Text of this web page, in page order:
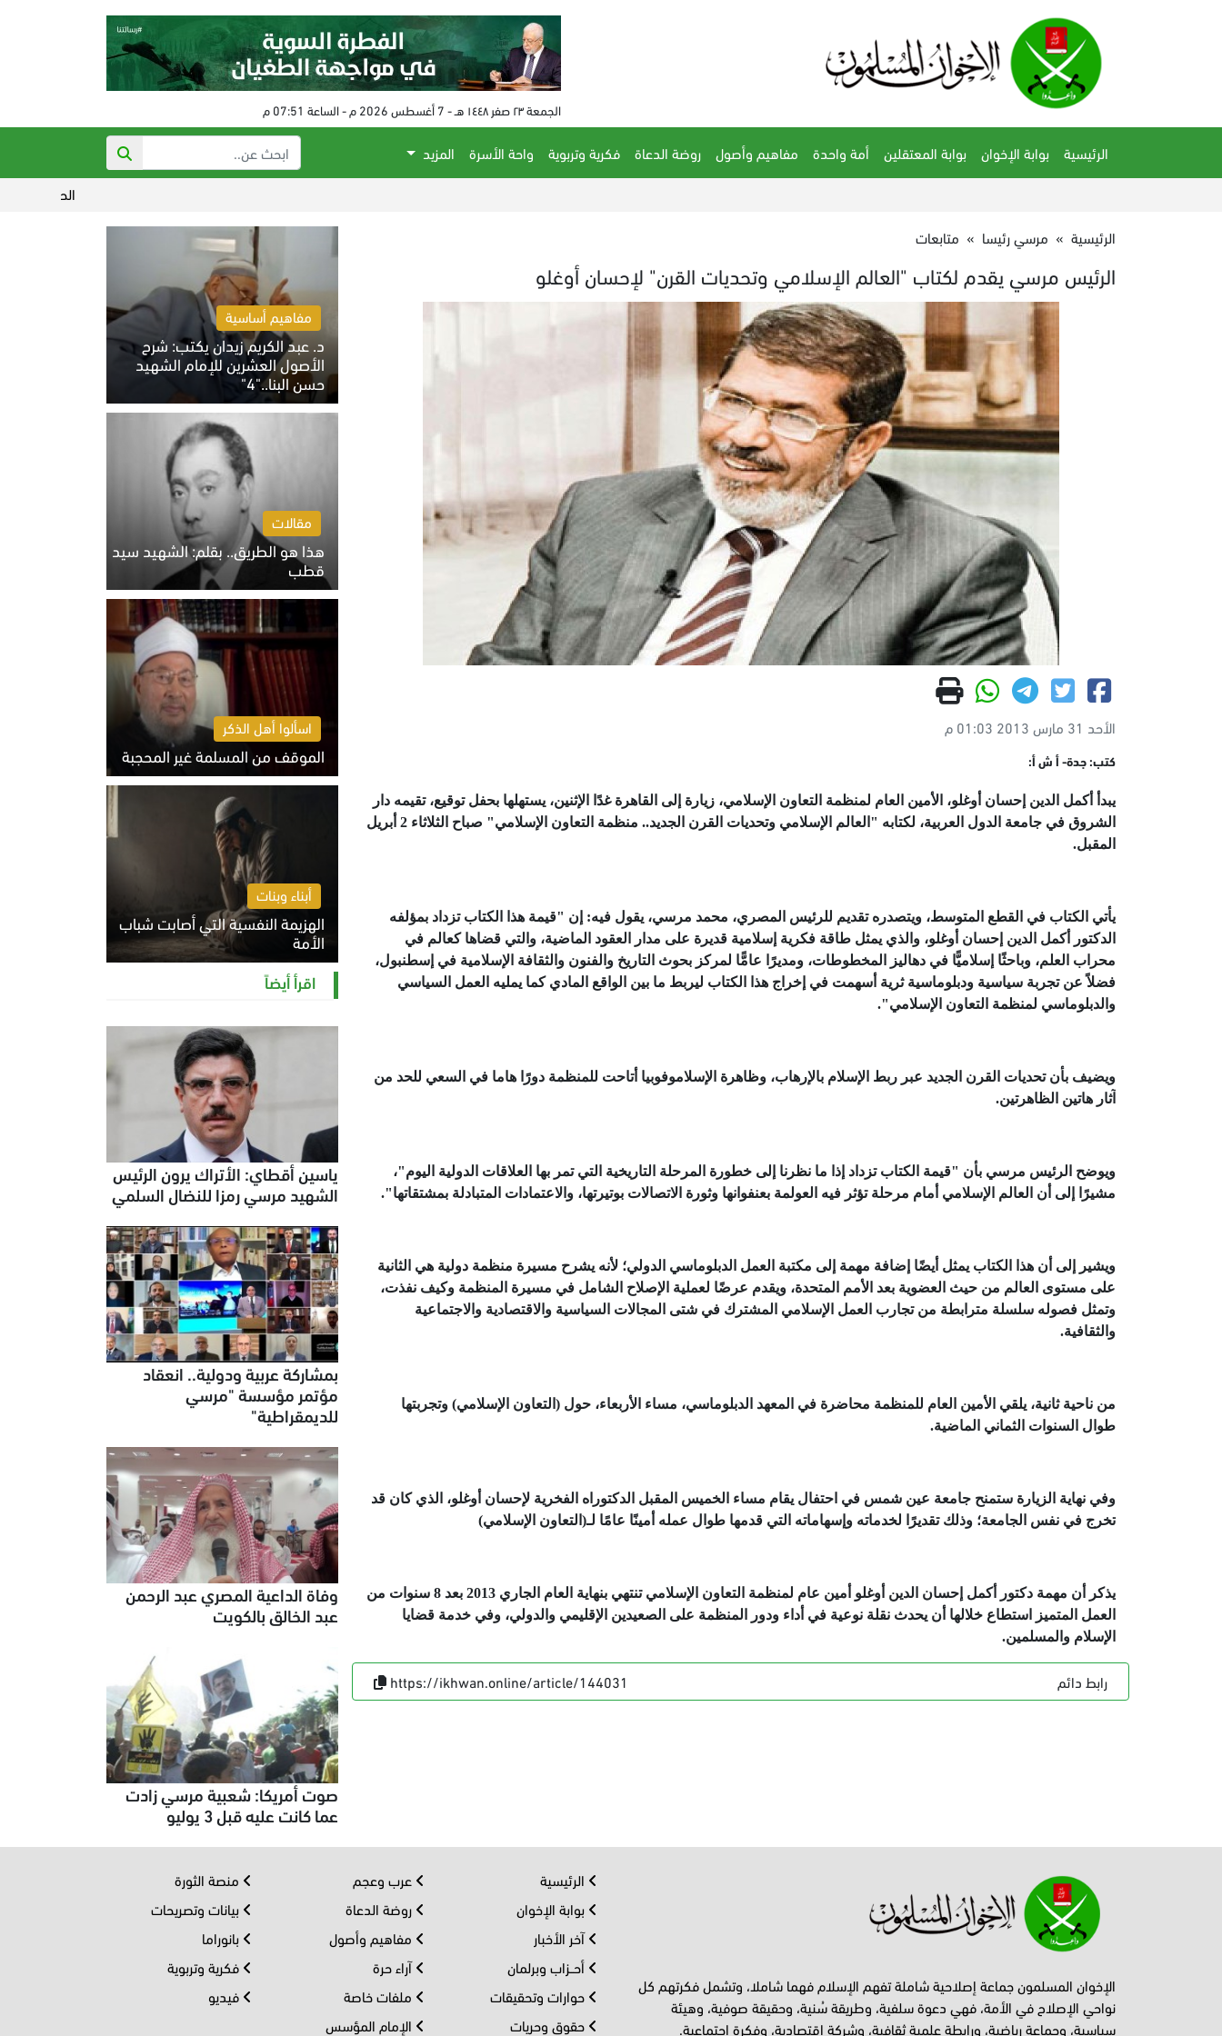
الجمعة ٢٣ صفر ١٤٤٨ هـ - 7 أغسطس 2026 م - الساعة 07:51 م
الرئيسية بوابة الإخوان بوابة المعتقلين أمة واحدة مفاهيم وأصول روضة الدعاة فكرية وتربوية واحة الأسرة
المزيد
الحكم على مفتي النظام
الرئيسية » مرسي رئيسا » متابعات
الرئيس مرسي يقدم لكتاب "العالم الإسلامي وتحديات القرن" لإحسان أوغلو
الأحد 31 مارس 2013 01:03 م
كتب: جدة- أ ش أ:
يبدأ أكمل الدين إحسان أوغلو، الأمين العام لمنظمة التعاون الإسلامي، زيارة إلى القاهرة غدًا الإثنين، يستهلها بحفل توقيع، تقيمه دار
الشروق في جامعة الدول العربية، لكتابه "العالم الإسلامي وتحديات القرن الجديد.. منظمة التعاون الإسلامي" صباح الثلاثاء 2 أبريل
المقبل.
يأتي الكتاب في القطع المتوسط، ويتصدره تقديم للرئيس المصري، محمد مرسي، يقول فيه: إن "قيمة هذا الكتاب تزداد بمؤلفه
الدكتور أكمل الدين إحسان أوغلو، والذي يمثل طاقة فكرية إسلامية قديرة على مدار العقود الماضية، والتي قضاها كعالم في
محراب العلم، وباحثًا إسلاميًّا في دهاليز المخطوطات، ومديرًا عامًّا لمركز بحوث التاريخ والفنون والثقافة الإسلامية في إسطنبول،
فضلاً عن تجربة سياسية ودبلوماسية ثرية أسهمت في إخراج هذا الكتاب ليربط ما بين الواقع المادي كما يمليه العمل السياسي
والدبلوماسي لمنظمة التعاون الإسلامي".
ويضيف بأن تحديات القرن الجديد عبر ربط الإسلام بالإرهاب، وظاهرة الإسلاموفوبيا أتاحت للمنظمة دورًا هاما في السعي للحد من
آثار هاتين الظاهرتين.
ويوضح الرئيس مرسي بأن "قيمة الكتاب تزداد إذا ما نظرنا إلى خطورة المرحلة التاريخية التي تمر بها العلاقات الدولية اليوم"،
مشيرًا إلى أن العالم الإسلامي أمام مرحلة تؤثر فيه العولمة بعنفوانها وثورة الاتصالات بوتيرتها، والاعتمادات المتبادلة بمشتقاتها".
ويشير إلى أن هذا الكتاب يمثل أيضًا إضافة مهمة إلى مكتبة العمل الدبلوماسي الدولي؛ لأنه يشرح مسيرة منظمة دولية هي الثانية
على مستوى العالم من حيث العضوية بعد الأمم المتحدة، ويقدم عرضًا لعملية الإصلاح الشامل في مسيرة المنظمة وكيف نفذت،
وتمثل فصوله سلسلة مترابطة من تجارب العمل الإسلامي المشترك في شتى المجالات السياسية والاقتصادية والاجتماعية
والثقافية.
من ناحية ثانية، يلقي الأمين العام للمنظمة محاضرة في المعهد الدبلوماسي، مساء الأربعاء، حول (التعاون الإسلامي) وتجربتها
طوال السنوات الثماني الماضية.
وفي نهاية الزيارة ستمنح جامعة عين شمس في احتفال يقام مساء الخميس المقبل الدكتوراه الفخرية لإحسان أوغلو، الذي كان قد
تخرج في نفس الجامعة؛ وذلك تقديرًا لخدماته وإسهاماته التي قدمها طوال عمله أمينًا عامًا لـ(التعاون الإسلامي)
يذكر أن مهمة دكتور أكمل إحسان الدين أوغلو أمين عام لمنظمة التعاون الإسلامي تنتهي بنهاية العام الجاري 2013 بعد 8 سنوات من
العمل المتميز استطاع خلالها أن يحدث نقلة نوعية في أداء ودور المنظمة على الصعيدين الإقليمي والدولي، وفي خدمة قضايا
الإسلام والمسلمين.
رابط دائم https://ikhwan.online/article/144031
مفاهيم أساسية
د. عبد الكريم زيدان يكتب: شرح
الأصول العشرين للإمام الشهيد
حسن البنا.."4"
الخميس 6 أغسطس 2026 10:27 ص
مقالات
هذا هو الطريق.. بقلم: الشهيد سيد
قطب
الخميس 6 أغسطس 2026 10:52 ص
اسألوا أهل الذكر
الموقف من المسلمة غير المحجبة
الخميس 6 أغسطس 2026 10:45 ص
أبناء وبنات
الهزيمة النفسية التي أصابت شباب
الأمة
الخميس 6 أغسطس 2026 11:12 ص
اقرأ أيضاً
ياسين أقطاي: الأتراك يرون الرئيس
الشهيد مرسي رمزا للنضال السلمي
بمشاركة عربية ودولية.. انعقاد
مؤتمر مؤسسة "مرسي
للديمقراطية"
وفاة الداعية المصري عبد الرحمن
عبد الخالق بالكويت
صوت أمريكا: شعبية مرسي زادت
عما كانت عليه قبل 3 يوليو
الإخوان المسلمون جماعة إصلاحية شاملة تفهم الإسلام فهما شاملا، وتشمل فكرتهم كل
نواحي الإصلاح في الأمة، فهي دعوة سلفية، وطريقة سُنية، وحقيقة صوفية، وهيئة
سياسية، وجماعة رياضية، ورابطة علمية ثقافية، وشركة اقتصادية، وفكرة اجتماعية.
الرئيسية
بوابة الإخوان
آخر الأخبار
أحــزاب وبرلمان
حوارات وتحقيقات
حقوق وحريات
عرب وعجم
روضة الدعاة
مفاهيم وأصول
آراء حرة
ملفات خاصة
الإمام المؤسس
منصة الثورة
بيانات وتصريحات
بانوراما
فكرية وتربوية
فيديو